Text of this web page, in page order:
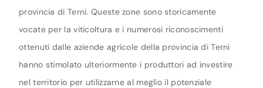
provincia di Terni. Queste zone sono storicamente
vocate per la viticoltura e i numerosi riconoscimenti
ottenuti dalle aziende agricole della provincia di Terni
hanno stimolato ulteriormente i produttori ad investire
nel territorio per utilizzarne al meglio il potenziale